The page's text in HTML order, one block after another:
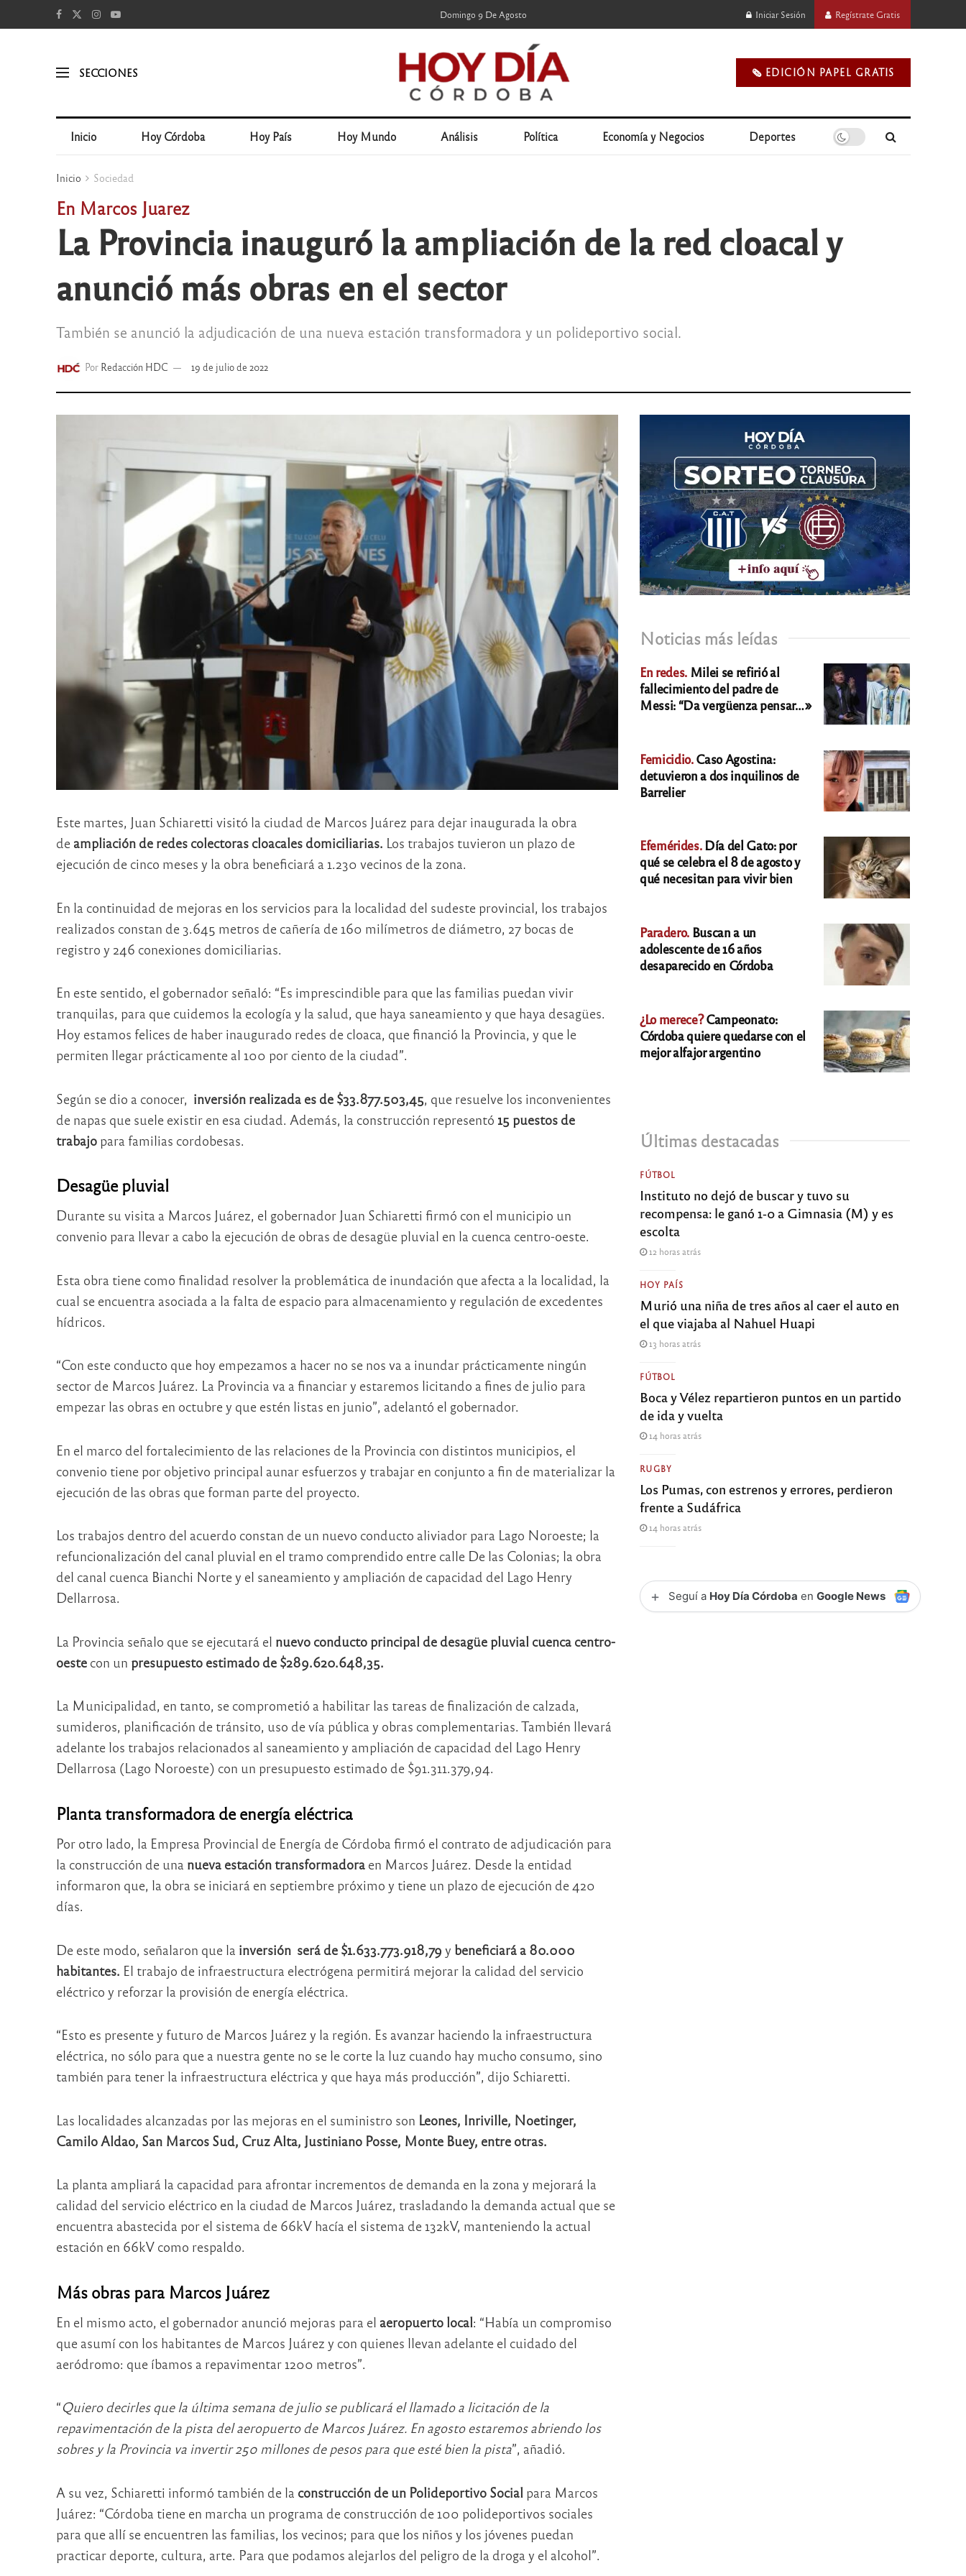
Domingo 9 De Agosto Iniciar Sesión Regístrate Gratis
SECCIONES 🗞️ EDICIÓN PAPEL GRATIS
Inicio Hoy Córdoba Hoy País Hoy Mundo Análisis Política Economía y Negocios Deportes
Inicio Sociedad
En Marcos Juarez
La Provincia inauguró la ampliación de la red cloacal y
anunció más obras en el sector
También se anunció la adjudicación de una nueva estación transformadora y un polideportivo social.
Por Redacción HDC 19 de julio de 2022
Este martes, Juan Schiaretti visitó la ciudad de Marcos Juárez para dejar inaugurada la obra
de ampliación de redes colectoras cloacales domiciliarias. Los trabajos tuvieron un plazo de
ejecución de cinco meses y la obra beneficiará a 1.230 vecinos de la zona.
En la continuidad de mejoras en los servicios para la localidad del sudeste provincial, los trabajos
realizados constan de 3.645 metros de cañería de 160 milímetros de diámetro, 27 bocas de
registro y 246 conexiones domiciliarias.
En este sentido, el gobernador señaló: “Es imprescindible para que las familias puedan vivir
tranquilas, para que cuidemos la ecología y la salud, que haya saneamiento y que haya desagües.
Hoy estamos felices de haber inaugurado redes de cloaca, que financió la Provincia, y que le
permiten llegar prácticamente al 100 por ciento de la ciudad”.
Según se dio a conocer, inversión realizada es de $33.877.503,45, que resuelve los inconvenientes
de napas que suele existir en esa ciudad. Además, la construcción representó 15 puestos de
trabajopara familias cordobesas.
Desagüe pluvial
Durante su visita a Marcos Juárez, el gobernador Juan Schiaretti firmó con el municipio un
convenio para llevar a cabo la ejecución de obras de desagüe pluvial en la cuenca centro-oeste.
Esta obra tiene como finalidad resolver la problemática de inundación que afecta a la localidad, la
cual se encuentra asociada a la falta de espacio para almacenamiento y regulación de excedentes
hídricos.
“Con este conducto que hoy empezamos a hacer no se nos va a inundar prácticamente ningún
sector de Marcos Juárez. La Provincia va a financiar y estaremos licitando a fines de julio para
empezar las obras en octubre y que estén listas en junio”, adelantó el gobernador.
En el marco del fortalecimiento de las relaciones de la Provincia con distintos municipios, el
convenio tiene por objetivo principal aunar esfuerzos y trabajar en conjunto a fin de materializar la
ejecución de las obras que forman parte del proyecto.
Los trabajos dentro del acuerdo constan de un nuevo conducto aliviador para Lago Noroeste; la
refuncionalización del canal pluvial en el tramo comprendido entre calle De las Colonias; la obra
del canal cuenca Bianchi Norte y el saneamiento y ampliación de capacidad del Lago Henry
Dellarrosa.
La Provincia señalo que se ejecutará el nuevo conducto principal de desagüe pluvial cuenca centro-
oestecon un presupuesto estimado de $289.620.648,35.
La Municipalidad, en tanto, se comprometió a habilitar las tareas de finalización de calzada,
sumideros, planificación de tránsito, uso de vía pública y obras complementarias. También llevará
adelante los trabajos relacionados al saneamiento y ampliación de capacidad del Lago Henry
Dellarrosa (Lago Noroeste) con un presupuesto estimado de $91.311.379,94.
Planta transformadora de energía eléctrica
Por otro lado, la Empresa Provincial de Energía de Córdoba firmó el contrato de adjudicación para
la construcción de una nueva estación transformadora en Marcos Juárez. Desde la entidad
informaron que, la obra se iniciará en septiembre próximo y tiene un plazo de ejecución de 420
días.
De este modo, señalaron que la inversión será de $1.633.773.918,79 y beneficiará a 80.000
habitantes. El trabajo de infraestructura electrógena permitirá mejorar la calidad del servicio
eléctrico y reforzar la provisión de energía eléctrica.
“Esto es presente y futuro de Marcos Juárez y la región. Es avanzar haciendo la infraestructura
eléctrica, no sólo para que a nuestra gente no se le corte la luz cuando hay mucho consumo, sino
también para tener la infraestructura eléctrica y que haya más producción”, dijo Schiaretti.
Las localidades alcanzadas por las mejoras en el suministro son Leones, Inriville, Noetinger,
Camilo Aldao, San Marcos Sud, Cruz Alta, Justiniano Posse, Monte Buey, entre otras.
La planta ampliará la capacidad para afrontar incrementos de demanda en la zona y mejorará la
calidad del servicio eléctrico en la ciudad de Marcos Juárez, trasladando la demanda actual que se
encuentra abastecida por el sistema de 66kV hacía el sistema de 132kV, manteniendo la actual
estación en 66kV como respaldo.
Más obras para Marcos Juárez
En el mismo acto, el gobernador anunció mejoras para el aeropuerto local: “Había un compromiso
que asumí con los habitantes de Marcos Juárez y con quienes llevan adelante el cuidado del
aeródromo: que íbamos a repavimentar 1200 metros”.
“Quiero decirles que la última semana de julio se publicará el llamado a licitación de la
repavimentación de la pista del aeropuerto de Marcos Juárez. En agosto estaremos abriendo los
sobres y la Provincia va invertir 250 millones de pesos para que esté bien la pista”, añadió.
A su vez, Schiaretti informó también de la construcción de un Polideportivo Social para Marcos
Juárez: “Córdoba tiene en marcha un programa de construcción de 100 polideportivos sociales
para que allí se encuentren las familias, los vecinos; para que los niños y los jóvenes puedan
practicar deporte, cultura, arte. Para que podamos alejarlos del peligro de la droga y el alcohol”.
Noticias más leídas
En redes. Milei se refirió al
fallecimiento del padre de
Messi: “Da vergüenza pensar…»
Femicidio.Caso Agostina:
detuvieron a dos inquilinos de
Barrelier
Efemérides.Día del Gato: por
qué se celebra el 8 de agosto y
qué necesitan para vivir bien
Paradero. Buscan a un
adolescente de 16 años
desaparecido en Córdoba
¿Lo merece?Campeonato:
Córdoba quiere quedarse con el
mejor alfajor argentino
Últimas destacadas
FÚTBOL
Instituto no dejó de buscar y tuvo su
recompensa: le ganó 1-0 a Gimnasia (M) y es
escolta
12 horas atrás
HOY PAÍS
Murió una niña de tres años al caer el auto en
el que viajaba al Nahuel Huapi
13 horas atrás
FÚTBOL
Boca y Vélez repartieron puntos en un partido
de ida y vuelta
14 horas atrás
RUGBY
Los Pumas, con estrenos y errores, perdieron
frente a Sudáfrica
14 horas atrás
+ Seguí a Hoy Día Córdoba enGoogle News